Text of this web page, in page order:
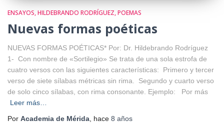
ENSAYOS HILDEBRANDO RODRÍGUEZ POEMAS
Nuevas formas poéticas
NUEVAS FORMAS POÉTICAS* Por: Dr. Hildebrando Rodríguez
1- Con nombre de «Sortilegio» Se trata de una sola estrofa de
cuatro versos con las siguientes características: Primero y tercer
verso de siete sílabas métricas sin rima. Segundo y cuarto verso
de solo cinco sílabas, con rima consonante. Ejemplo: Por más
Leer más…
Por Academia de Mérida, hace 8 años